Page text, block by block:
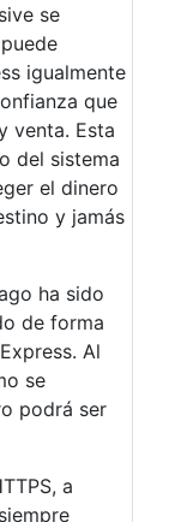
se
igualmente
que
venta. Esta
del sistema
el dinero
y jamás
ha sido
de forma
Al
se
podrá ser
a